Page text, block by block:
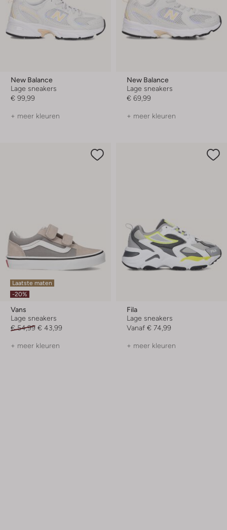
New Balance
Lage sneakers
€ 99,99
+ meer kleuren
New Balance
Lage sneakers
€ 69,99
+ meer kleuren
Laatste maten
-20%
Vans
Lage sneakers
€ 54,99 € 43,99
+ meer kleuren
Fila
Lage sneakers
Vanaf € 74,99
+ meer kleuren